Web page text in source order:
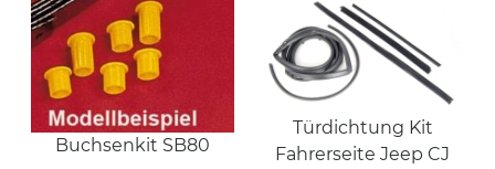
Buchsenkit SB80
Türdichtung Kit
Fahrerseite Jeep CJ